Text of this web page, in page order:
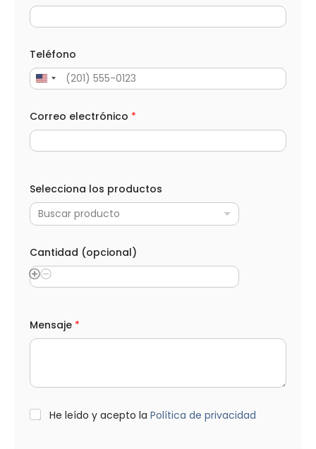
Teléfono
Correo electrónico *
n
t
d
d
e
l
e
r
ó
n
o
o
s
Selecciona los productos
Buscar producto
Cantidad (opcional)
Mensaje *
L
He leído y acepto la Política de privacidad